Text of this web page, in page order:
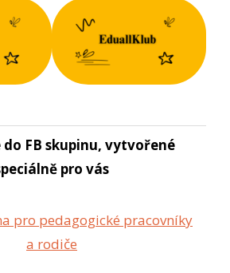
do FB skupinu, vytvořené
pro vás
pro pedagogické pracovníky
a rodiče